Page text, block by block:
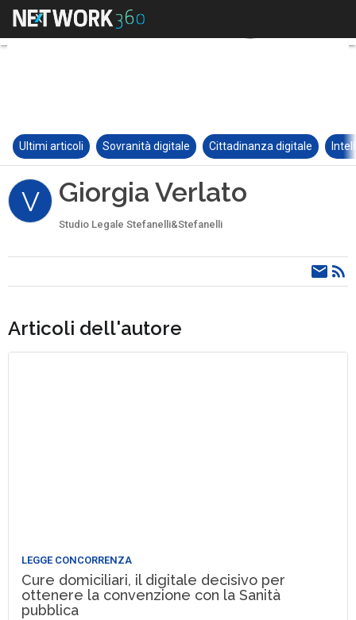
Ultimi articoli Sovranità digitale Cittadinanza digitale
V Giorgia Verlato
Studio Legale Stefanelli&Stefanelli
Articoli dell'autore
LEGGE CONCORRENZA
Cure domiciliari, il digitale decisivo per
ottenere la convenzione con la Sanità
pubblica